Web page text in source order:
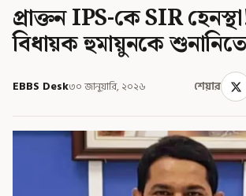
প্রাক্তন IPS-কে SIR
বিধায়ক হুমায়ুনকে
EBBS Desk৩০ জানুয়ারি, ২০২৬ শেয়ার